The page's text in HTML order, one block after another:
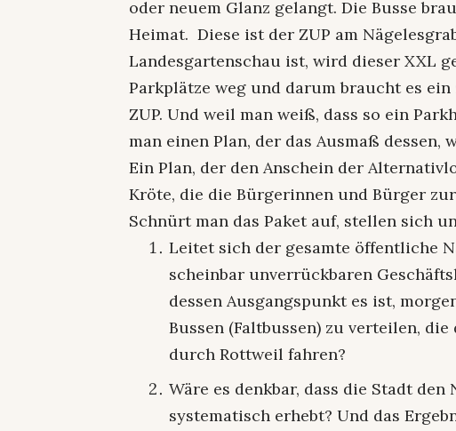
oder neuem Glanz gelangt. Die Busse
Heimat. Diese ist der ZUP am
Landesgartenschau ist, wird dieser XXL
Parkplätze weg und darum braucht es
ZUP. Und weil man weiß, dass so ein
man einen Plan, der das Ausmaß dessen,
Ein Plan, der den Anschein der
Kröte, die die Bürgerinnen und Bürger
Schnürt man das Paket auf, stellen sich
Leitet sich der gesamte öffentliche
scheinbar unverrückbaren
dessen Ausgangspunkt es ist,
Bussen (Faltbussen) zu verteilen,
durch Rottweil fahren?
Wäre es denkbar, dass die Stadt
systematisch erhebt? Und das